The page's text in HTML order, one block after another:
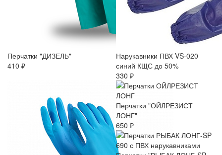
Перчатки "ДИЗЕЛЬ"
410 ₽
Нарукавники ПВХ VS-020
синий КЩС до 50%
330 ₽
Перчатки "ОЙЛРЕЗИСТ
ЛОНГ"
650 ₽